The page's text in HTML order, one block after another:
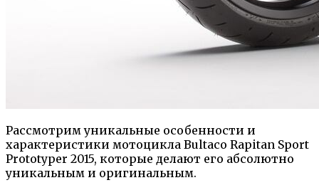
Рассмотрим уникальные особенности и
характеристики мотоцикла Bultaco Rapitan Sport
Prototyper 2015, которые делают его абсолютно
уникальным и оригинальным.